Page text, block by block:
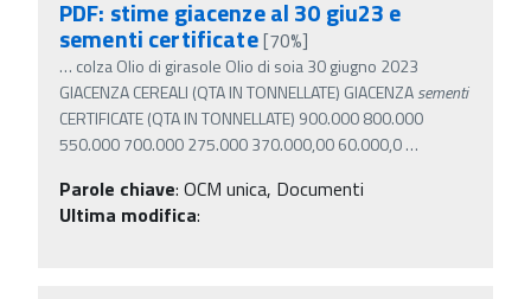
PDF: stime giacenze al 30 giu23 e
sementi certificate[70%]
… colza Olio di girasole Olio di soia 30 giugno 2023
GIACENZA CEREALI (QTA IN TONNELLATE) GIACENZAsementi
CERTIFICATE (QTA IN TONNELLATE) 900.000 800.000
550.000 700.000 275.000 370.000,00 60.000,0…
Parole chiave: OCM unica, Documenti
Ultima modifica: